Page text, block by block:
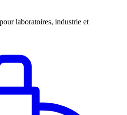
laboratoires, industrie et